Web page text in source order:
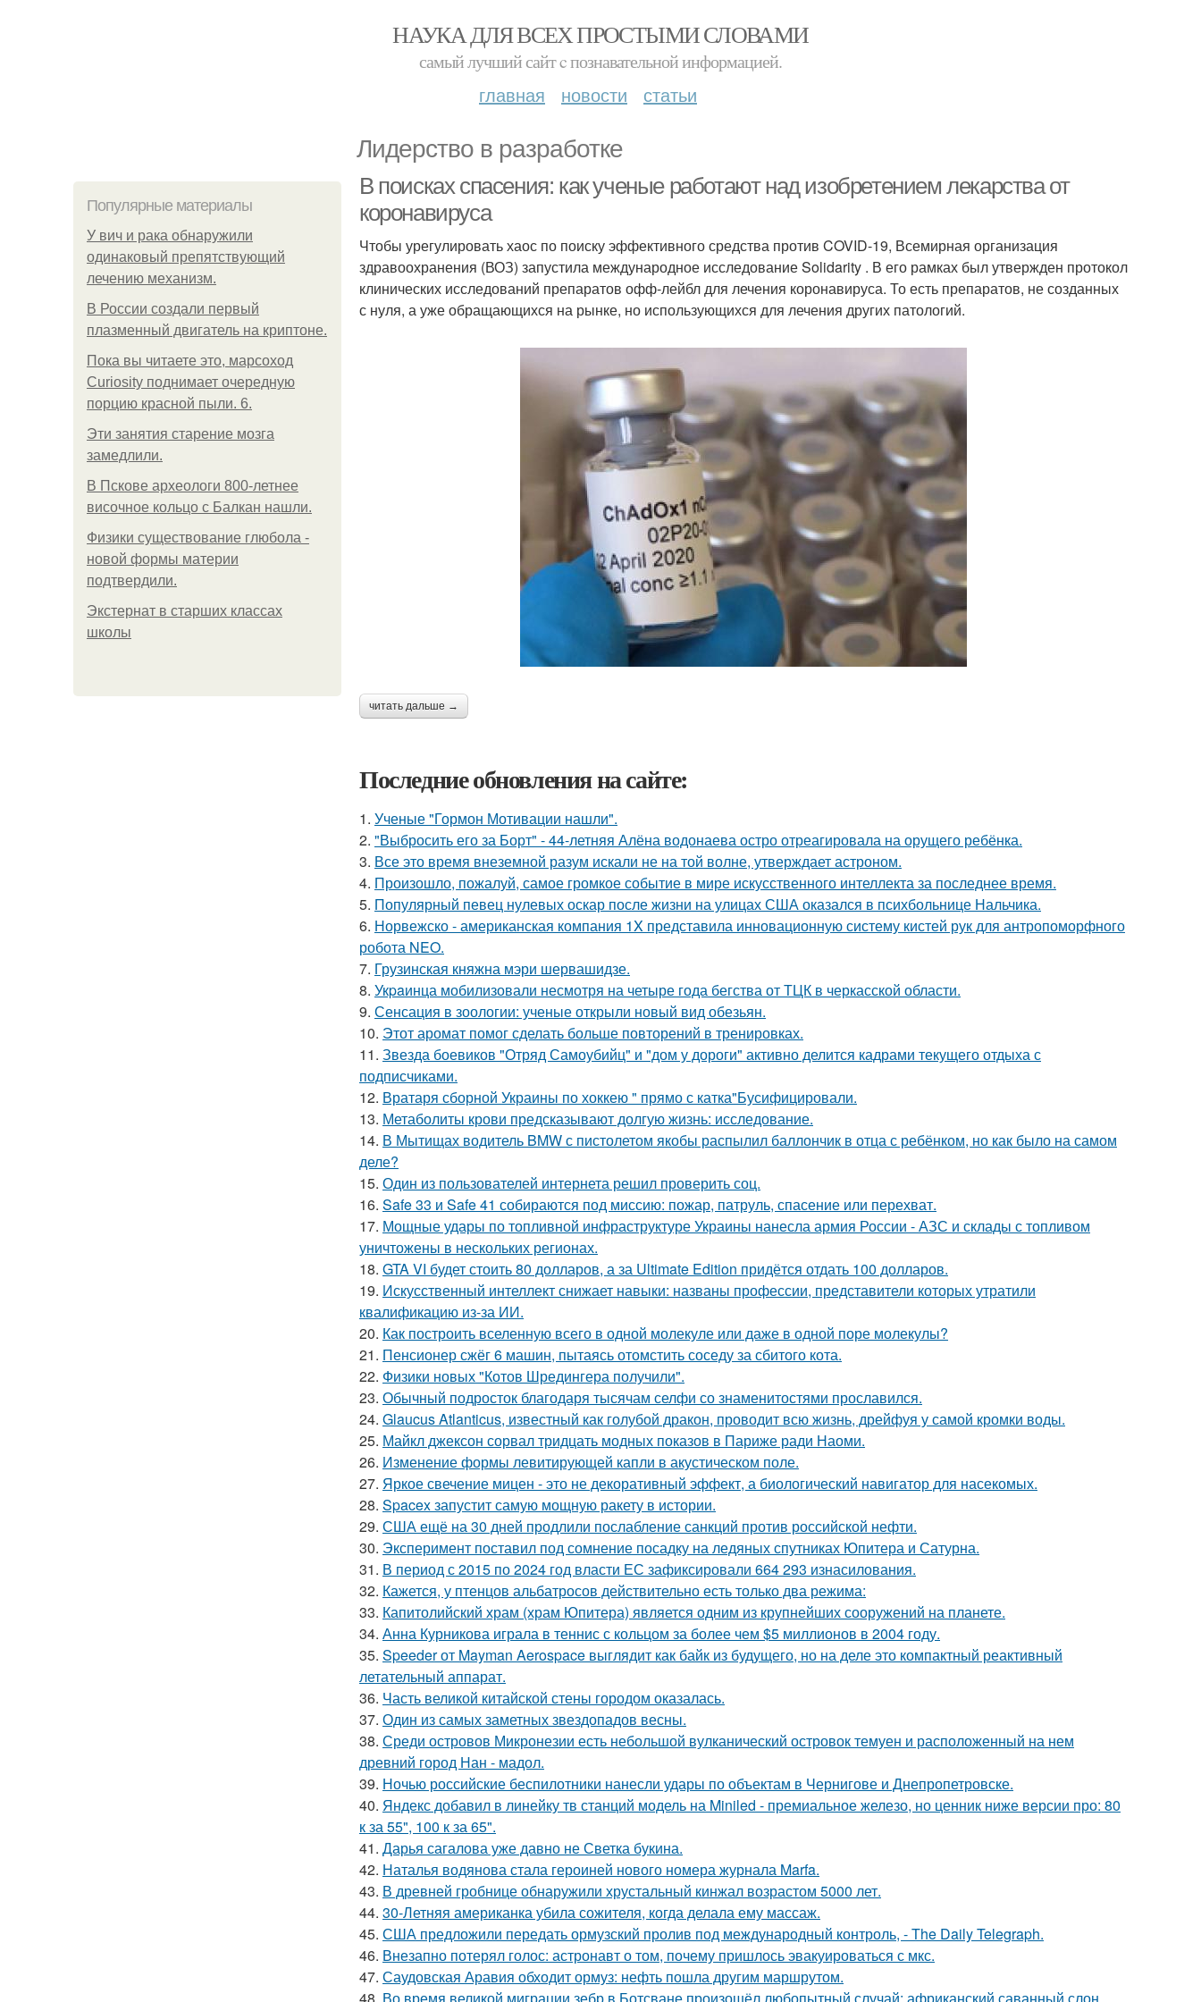
НАУКА ДЛЯ ВСЕХ ПРОСТЫМИ СЛОВАМИ
самый лучший сайт c познавательной информацией.
главная новости статьи
Лидерство в разработке
Популярные материалы
У вич и рака обнаружили
одинаковый препятствующий
лечению механизм.
В России создали первый
плазменный двигатель на криптоне.
Пока вы читаете это, марсоход
Curiosity поднимает очередную
порцию красной пыли. 6.
Эти занятия старение мозга
замедлили.
В Пскове археологи 800-летнее
височное кольцо с Балкан нашли.
Физики существование глюбола -
новой формы материи
подтвердили.
Экстернат в старших классах
школы
В поисках спасения: как ученые работают над изобретением лекарства от
коронавируса
Чтобы урегулировать хаос по поиску эффективного средства против COVID-19, Всемирная организация
здравоохранения (ВОЗ) запустила международное исследование Solidarity . В его рамках был утвержден протокол
клинических исследований препаратов офф-лейбл для лечения коронавируса. То есть препаратов, не созданных
с нуля, а уже обращающихся на рынке, но использующихся для лечения других патологий.
читать дальше →
Последние обновления на сайте:
1. Ученые "Гормон Мотивации нашли".
2. "Выбросить его за Борт" - 44-летняя Алёна водонаева остро отреагировала на орущего ребёнка.
3. Все это время внеземной разум искали не на той волне, утверждает астроном.
4. Произошло, пожалуй, самое громкое событие в мире искусственного интеллекта за последнее время.
5. Популярный певец нулевых оскар после жизни на улицах США оказался в психбольнице Нальчика.
6. Норвежско - американская компания 1X представила инновационную систему кистей рук для антропоморфного
робота NEO.
7. Грузинская княжна мэри шервашидзе.
8. Укpaинца мобилизовали несмотря на четыре года бегства от ТЦК в черкасской области.
9. Сенсация в зоологии: ученые открыли новый вид обезьян.
10. Этот аромат помог сделать больше повторений в тренировках.
11. Звезда боевиков "Отряд Самоубийц" и "дом у дороги" активно делится кадрами текущего отдыха с
подписчиками.
12. Вратаря сборной Украины по хоккею " прямо с катка"Бусифицировали.
13. Метаболиты крови предсказывают долгую жизнь: исследование.
14. В Мытищах водитель BMW с пистолетом якобы распылил баллончик в отца с ребёнком, но как было на самом
деле?
15. Один из пользователей интернета решил проверить соц.
16. Safe 33 и Safe 41 собираются под миссию: пожар, патруль, спасение или перехват.
17. Мощные удары по топливной инфраструктуре Украины нанесла армия России - АЗС и склады с топливом
уничтожены в нескольких регионах.
18. GTA VI будет стоить 80 долларов, а за Ultimate Edition придётся отдать 100 долларов.
19. Искусственный интеллект снижает навыки: названы профессии, представители которых утратили
квалификацию из-за ИИ.
20. Как построить вселенную всего в одной молекуле или даже в одной поре молекулы?
21. Пенсионер сжёг 6 машин, пытаясь отомстить соседу за сбитого кота.
22. Физики новых "Котов Шредингера получили".
23. Обычный подросток благодаря тысячам селфи со знаменитостями прославился.
24. Glaucus Atlanticus, известный как голубой дракон, проводит всю жизнь, дрейфуя у самой кромки воды.
25. Майкл джексон сорвал тридцать модных показов в Париже ради Наоми.
26. Изменение формы левитирующей капли в акустическом поле.
27. Яркое свечение мицен - это не декоративный эффект, а биологический навигатор для насекомых.
28. Spacex запустит самую мощную ракету в истории.
29. США ещё на 30 дней продлили послабление санкций против российской нефти.
30. Эксперимент поставил под сомнение посадку на ледяных спутниках Юпитера и Сатурна.
31. В период с 2015 по 2024 год власти ЕС зафиксировали 664 293 изнасилования.
32. Кажется, у птенцов альбатросов действительно есть только два режима:
33. Капитолийский храм (храм Юпитера) является одним из крупнейших сооружений на планете.
34. Анна Курникова играла в теннис с кольцом за более чем $5 миллионов в 2004 году.
35. Speeder от Mayman Aerospace выглядит как байк из будущего, но на деле это компактный реактивный
летательный аппарат.
36. Часть великой китайской стены городом оказалась.
37. Один из самых заметных звездопадов весны.
38. Среди островов Микронезии есть небольшой вулканический островок темуен и расположенный на нем
древний город Нан - мадол.
39. Ночью российские беспилотники нанесли удары по объектам в Чернигове и Днепропетровске.
40. Яндекс добавил в линейку тв станций модель на Miniled - премиальное железо, но ценник ниже версии про: 80
к за 55", 100 к за 65".
41. Дарья сагалова уже давно не Светка букина.
42. Наталья водянова стала героиней нового номера журнала Marfa.
43. В древней гробнице обнаружили хрустальный кинжал возрастом 5000 лет.
44. 30-Летняя американка убила сожителя, когда делала ему массаж.
45. США предложили передать ормузский пролив под международный контроль, - The Daily Telegraph.
46. Внезапно потерял голос: астронавт о том, почему пришлось эвакуироваться с мкс.
47. Саудовская Аравия обходит ормуз: нефть пошла другим маршрутом.